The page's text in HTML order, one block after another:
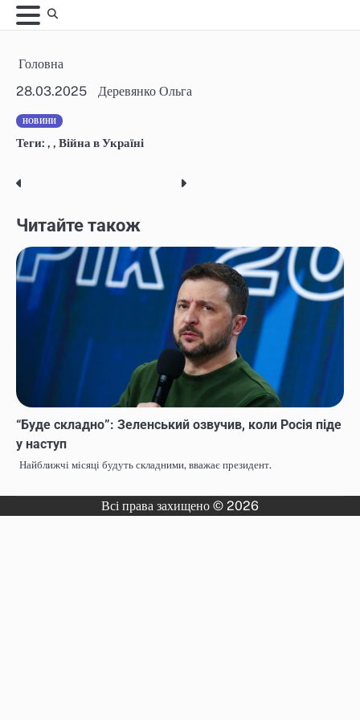
Skip
to
Головна
28.03.2025
Деревянко Ольга
НОВИНИ
Теги: , , Війна в Україні
Post
navigation
Читайте також
“Буде складно”: Зеленський озвучив, коли Росія піде
у наступ
Найближчі місяці будуть складними, вважає президент.
Всі права захищено © 2026